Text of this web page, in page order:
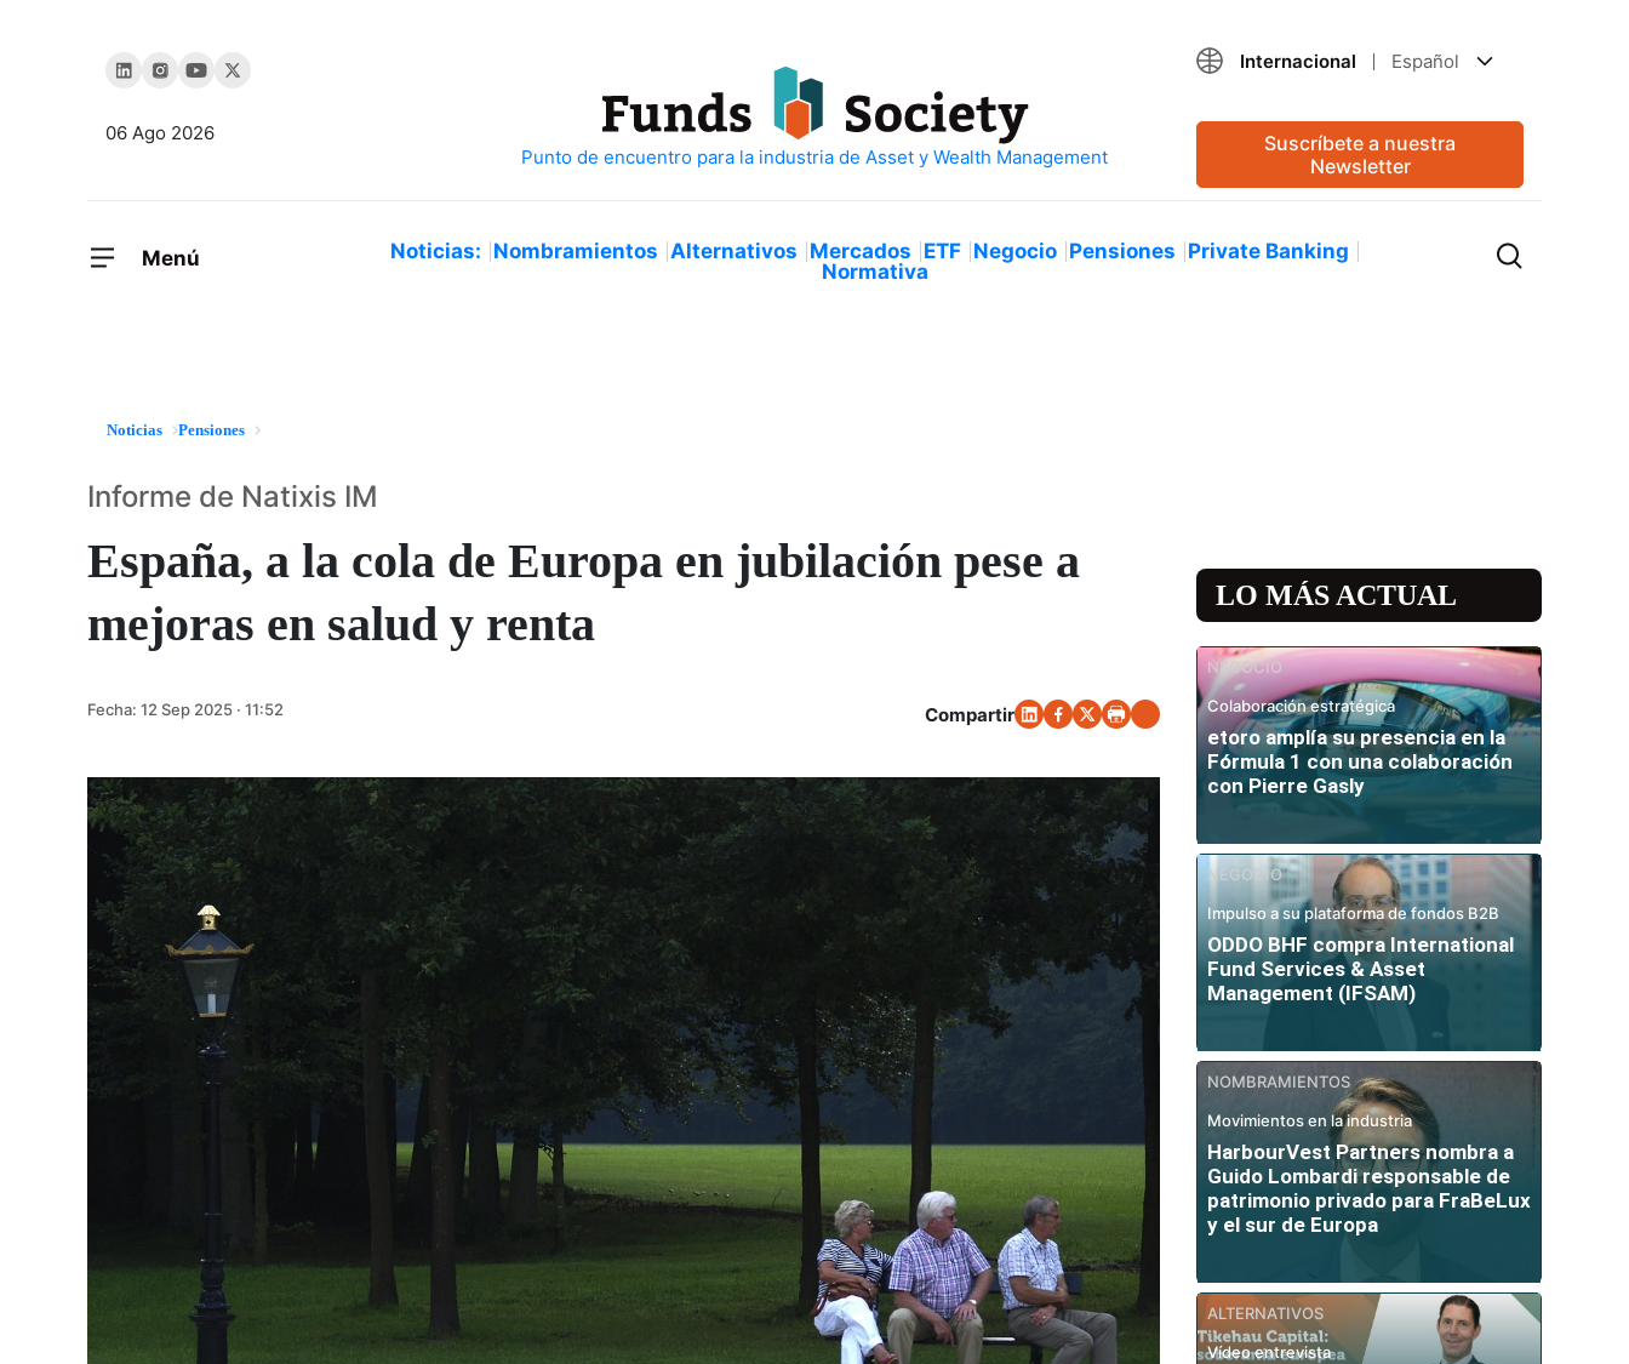
06 Ago 2026
Internacional Español
Suscríbete a nuestra
Newsletter
Menú Noticias: Nombramientos Alternativos Mercados ETF Negocio Pensiones Private Banking
Normativa
Noticias Pensiones
España, a la cola de Europa en jubilación pese a
mejoras en salud y renta
Informe de Natixis IM
Fecha: 12 Sep 2025 · 11:52 Compartir
LO MÁS ACTUAL
NEGOCIO
Colaboración estratégica
etoro amplía su presencia en la
Fórmula 1 con una colaboración
con Pierre Gasly
NEGOCIO
Impulso a su plataforma de fondos B2B
ODDO BHF compra International
Fund Services & Asset
Management (IFSAM)
NOMBRAMIENTOS
Movimientos en la industria
HarbourVest Partners nombra a
Guido Lombardi responsable de
patrimonio privado para FraBeLux
y el sur de Europa
ALTERNATIVOS
Vídeo entrevista